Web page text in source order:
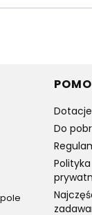
Do
Polityka